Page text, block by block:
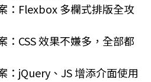
：Flexbox 多欄式排版全攻
：CSS 效果不嫌多，全部都
：jQuery、JS 增添介面使用